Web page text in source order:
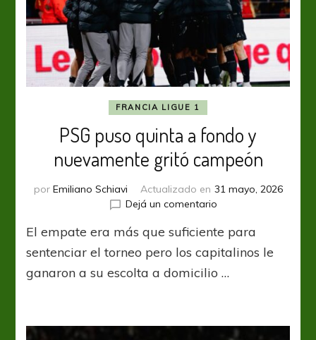
FRANCIA LIGUE 1
PSG puso quinta a fondo y
nuevamente gritó campeón
por Emiliano Schiavi Actualizado en 31 mayo, 2026
Dejá un comentarioen
puso
quinta
fondo
campeón
El empate era más que suficiente para
sentenciar el torneo pero los capitalinos le
ganaron a su escolta a domicilio …